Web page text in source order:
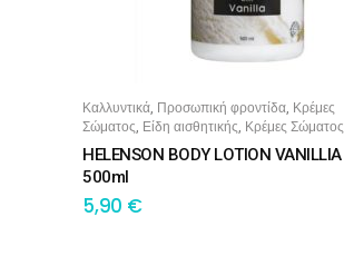
ΠΡΟΣΘΉΚΗ ΣΤΟ ΚΑΛΆΘΙ
Καλλυντικά, Προσωπική φροντίδα, Κρέμες
Σώματος, Είδη αισθητικής, Κρέμες Σώματος
HELENSON BODY LOTION VANILLIA
500ml
5,90 €